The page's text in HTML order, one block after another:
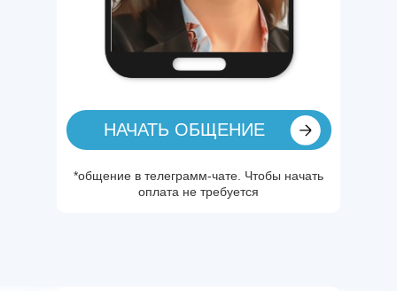
*общение в телеграмм-чате. Чтобы начать
оплата не требуется
НАЧАТЬ ОБЩЕНИЕ